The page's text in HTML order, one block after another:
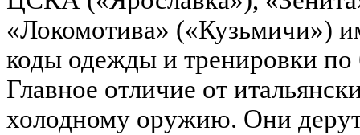
«Локомотива» («Кузьмичи»)
коды одежды и тренировки по
Главное отличие от
холодному оружию. Они